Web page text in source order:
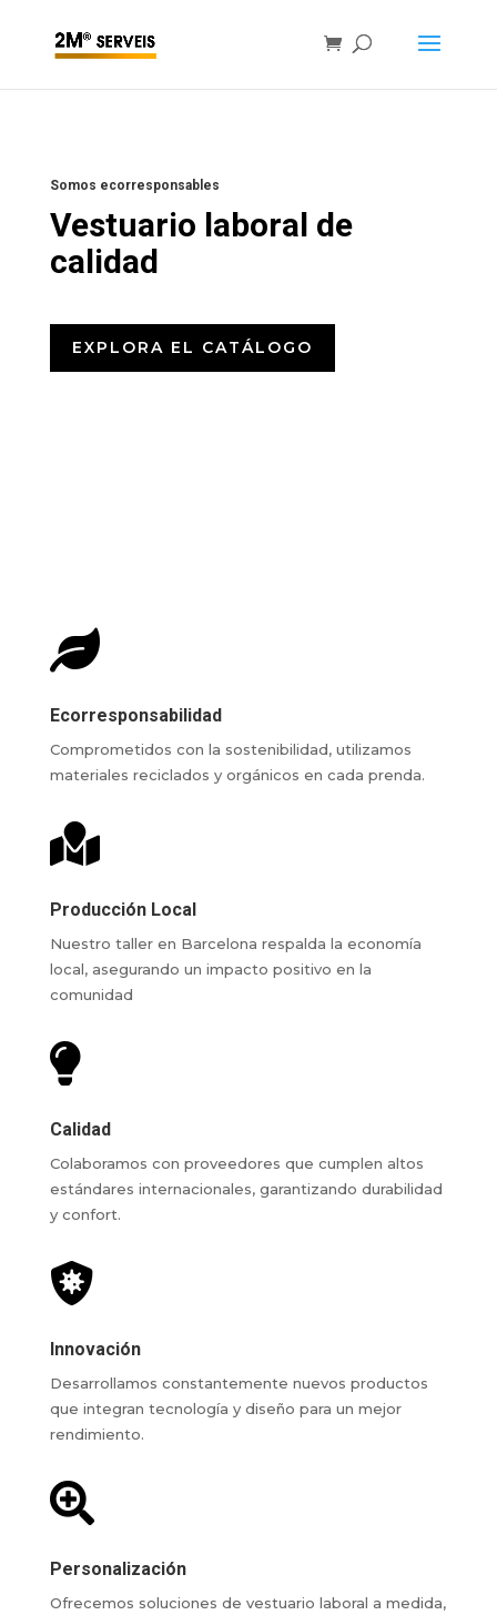
Somos ecorresponsables
Vestuario laboral de
calidad
EXPLORA EL CATÁLOGO

Ecorresponsabilidad
Comprometidos con la sostenibilidad, utilizamos
materiales reciclados y orgánicos en cada prenda.

Producción Local
Nuestro taller en Barcelona respalda la economía
local, asegurando un impacto positivo en la
comunidad

Calidad
Colaboramos con proveedores que cumplen altos
estándares internacionales, garantizando durabilidad
y confort.

Innovación
Desarrollamos constantemente nuevos productos
que integran tecnología y diseño para un mejor
rendimiento.

Personalización
Ofrecemos soluciones de vestuario laboral a medida,